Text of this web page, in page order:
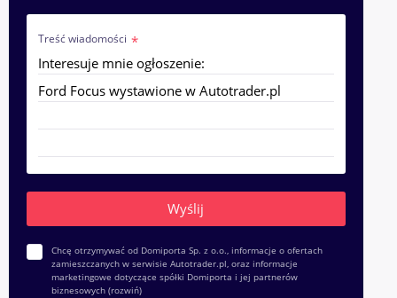
Treść wiadomości
Chcę otrzymywać od Domiporta Sp. z o.o., informacje o ofertach
zamieszczanych w serwisie Autotrader.pl, oraz informacje
marketingowe dotyczące spółki Domiporta i jej partnerów
biznesowych (rozwiń)